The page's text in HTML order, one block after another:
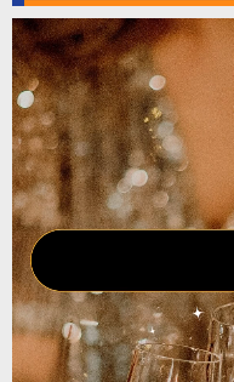
Pemutar
Video